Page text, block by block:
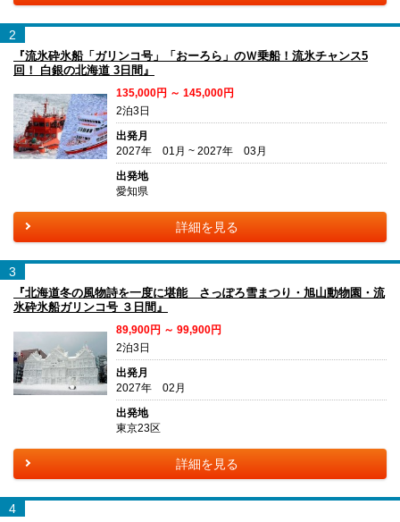
2
『流氷砕氷船「ガリンコ号」「おーろら」のＷ乗船！流氷チャンス5
回！ 白銀の北海道 3日間』
135,000円 ～ 145,000円
2泊3日
出発月
2027年 01月 ~ 2027年 03月
出発地
愛知県
詳細を見る
3
『北海道冬の風物詩を一度に堪能 さっぽろ雪まつり・旭山動物園・流
氷砕氷船ガリンコ号 ３日間』
89,900円 ～ 99,900円
2泊3日
出発月
2027年 02月
出発地
東京23区
詳細を見る
4